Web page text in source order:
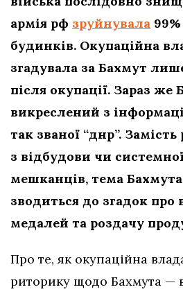
армія рф зруйнувала
будинків. Окупаційна
згадувала за Бахмут
після окупації. Зараз
викреслений з
так званої “днр”.
з відбудови чи
мешканців, тема Бахмута
зводиться до згадок про
медалей та роздачу
Про те, як окупаційна
риторику щодо Бахмута —